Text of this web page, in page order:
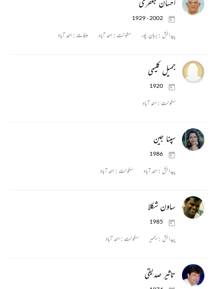
احسان جعفری
1929 - 2002
پیدائش :برہان پور سکونت : احمد آباد وفات : احمد آباد
جمیل کلیمی
1920
سکونت : احمد آباد
سپنا جین
1986
پیدائش : احمد آباد سکونت : احمد آباد
ساون شکلا
1985
پیدائش : اجمیر سکونت : احمد آباد
تاثیر صدیقی